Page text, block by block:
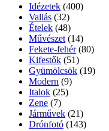
Idézetek (400)
Vallás (32)
Ételek (48)
Művészet (14)
Fekete-fehér (80)
Kifestők (51)
Gyümölcsök (19)
Modern (9)
Italok (25)
Zene (7)
Járművek (21)
Drónfotó (143)